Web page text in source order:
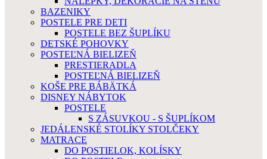
BAZENIKY
POSTELE PRE DETI
POSTELE BEZ ŠUPLÍKU
DETSKÉ POHOVKY
POSTEĽNÁ BIELIZEŇ
PRESTIERADLA
POSTEĽNÁ BIELIZEŇ
KOŠE PRE BÁBÄTKÁ
DISNEY NÁBYTOK
POSTELE
S ZÁSUVKOU - S ŠUPLÍKOM
JEDÁLENSKÉ STOLÍKY STOLČEKY
MATRACE
DO POSTIELOK, KOLÍSKY